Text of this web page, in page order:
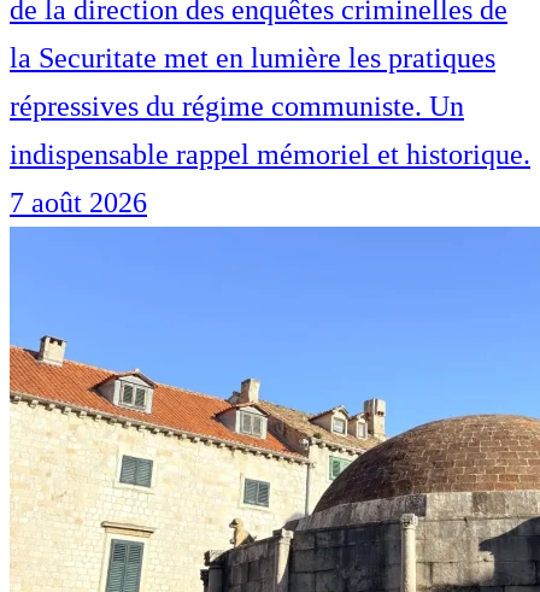
de la direction des enquêtes criminelles de
la Securitate met en lumière les pratiques
répressives du régime communiste. Un
indispensable rappel mémoriel et historique.
7 août 2026